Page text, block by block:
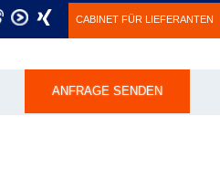
CABINET FÜR LIEFERANTEN
ANFRAGE SENDEN